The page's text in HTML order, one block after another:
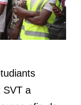
SVT a